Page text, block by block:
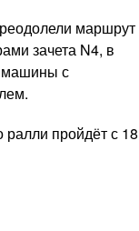
маршрут
зачета N4, в
машины с
пройдёт с 18